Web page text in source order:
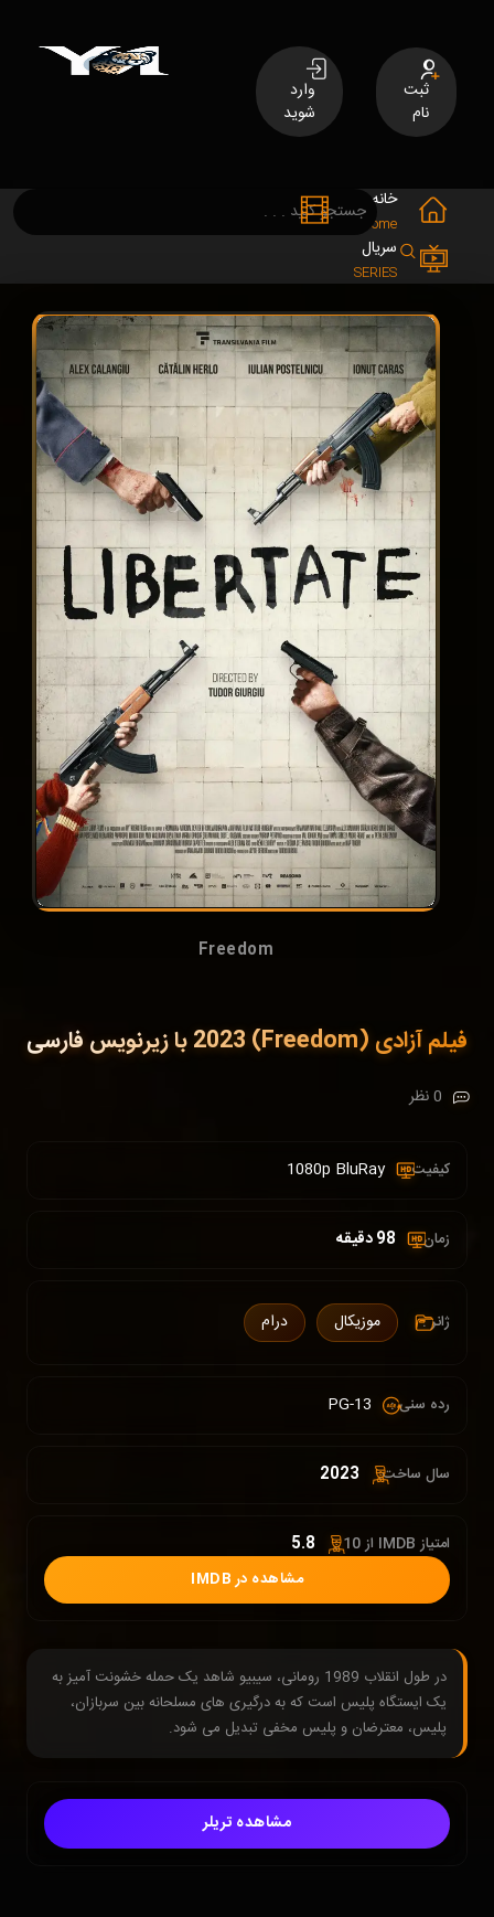
ثبت
نام
وارد
شوید
خانه
Home
سریال
SERIES
Freedom
فیلم آزادی (Freedom) 2023 با زیرنویس فارسی
0 نظر
کیفیت : 1080p BluRay
زمان : 98 دقیقه
ژانر : موزیکال درام
رده سنی : PG-13
سال ساخت: 2023
امتیاز IMDB از 10 : 5.8
مشاهده در IMDB
در طول انقلاب 1989 رومانی، سیبیو شاهد یک حمله خشونت آمیز به
یک ایستگاه پلیس است که به درگیری های مسلحانه بین سربازان،
پلیس، معترضان و پلیس مخفی تبدیل می شود.
مشاهده تریلر